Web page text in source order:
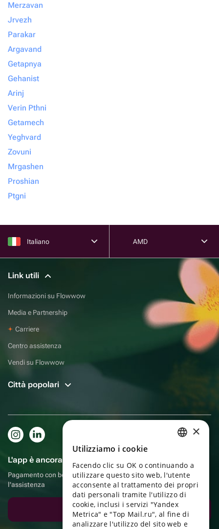
Merzavan
Jrvezh
Parakar
Argavand
Getapnya
Gehanist
Arinj
Verin Pthni
Getamech
Yeghvard
Zovuni
Mrgashen
Proshian
Ptgni
Italiano AMD
Link utili
Informazioni su Flowwow
Media e Partnership
Carriere
Centro assistenza
Vendi su Flowwow
Città popolari
L'app è ancora più comoda!
Pagamento con bonus, autoconsegna, comoda chat con
l'assistenza
Scarica l'app
ENGLISH
UKRAINIAN
PORTUGUESE
SPANISH
×
Utilizziamo i cookie
Facendo clic su OK o continuando a
utilizzare questo sito web, l'utente
acconsente al trattamento dei propri
dati personali tramite l'utilizzo di
cookie, inclusi i servizi "Yandex
Metrica" e "Top Mail.ru", al fine di
analizzare l'utilizzo del sito web e